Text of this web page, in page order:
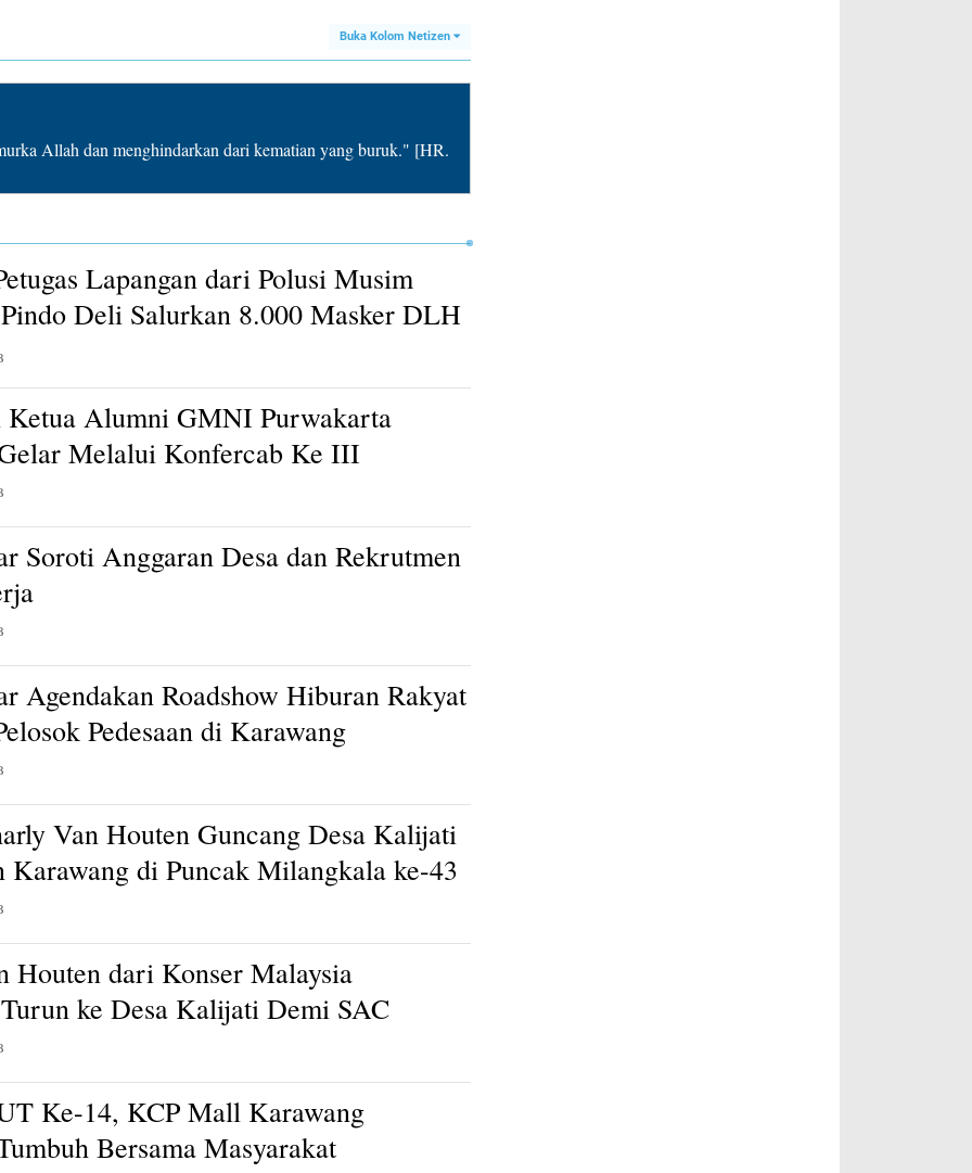
Buka Kolom Netizen
Allah dan menghindarkan dari kematian yang buruk." [HR.
Lapangan dari Polusi Musim
Deli Salurkan 8.000 Masker DLH
Ketua Alumni GMNI Purwakarta
Melalui Konfercab Ke III
Soroti Anggaran Desa dan Rekrutmen
Agendakan Roadshow Hiburan Rakyat
Pedesaan di Karawang
Van Houten Guncang Desa Kalijati
Karawang di Puncak Milangkala ke-43
Houten dari Konser Malaysia
ke Desa Kalijati Demi SAC
Ke-14, KCP Mall Karawang
Bersama Masyarakat